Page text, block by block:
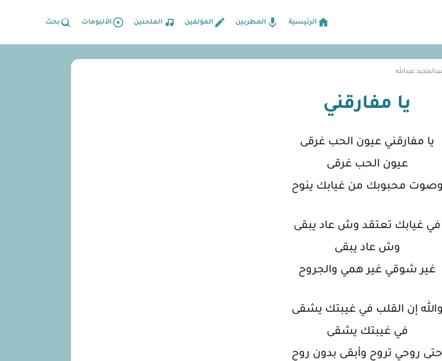
الرئيسية المطربين المؤلفين الملحنين الألبومات بحث
عبدالله
يا مفارقني
يا مفارقني عيون الحب غرقى
عيون الحب غرقى
محبوبك من غيابك ينوح
في غيابك تعتقد وش عاد يبقى
وش عاد يبقى
غير شوقي غير همي والجروح
إن القلب في غيبتك يشقى
في غيبتك يشقى
حتى روحي تروح وأبقى بدون روح